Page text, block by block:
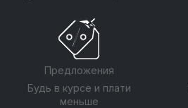
Предложения
Будь в курсе и плати
меньше